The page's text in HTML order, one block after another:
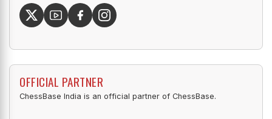
OFFICIAL PARTNER
ChessBase India is an official partner of ChessBase.